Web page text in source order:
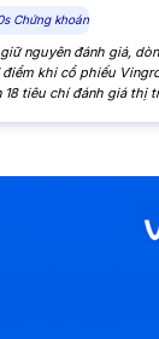
Chứng khoán
nguyên đánh giá,
điểm khi cổ phiếu
18 tiêu chí đánh giá thị